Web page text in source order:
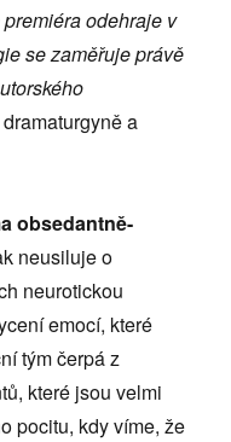
odehraje v
se zaměřuje právě
dramaturgyně a
obsedantně-
neusiluje o
neurotickou
emocí, které
tým čerpá z
které jsou velmi
pocitu, kdy víme, že